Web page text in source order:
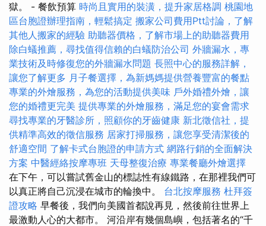
獄。 - 餐飲預算 時尚且實用的裝潢，提升家居格調 桃園地
區台胞證辦理指南，輕鬆搞定 搬家公司費用Ptt討論，了解
其他人搬家的經驗 助聽器價格，了解市場上的助聽器費用
除白蟻推薦，尋找值得信賴的白蟻防治公司 外牆漏水，專
業技術及時修復您的外牆漏水問題 長照中心的服務詳解，
讓您了解更多 月子餐選擇，為新媽媽提供營養豐富的餐點
專業的外燴服務，為您的活動提供美味 戶外婚禮外燴，讓
您的婚禮更完美 提供專業的外燴服務，滿足您的宴會需求
尋找專業的牙醫診所，照顧你的牙齒健康 新北徵信社，提
供精準高效的徵信服務 居家打掃服務，讓您享受清潔後的
舒適空間 了解卡式台胞證的申請方式 網路行銷的全面解決
方案 中醫經絡按摩專班 天母整復治療 專業餐廳外燴選擇
在下午，可以嘗試舊金山的標誌性有線鐵路，在那裡我們可
以真正將自己沉浸在城市的輪換中。 台北按摩服務 杜拜簽
證攻略 早餐後，我們向美國首都說再見，然後前往世界上
最激動人心的大都市。 河沿岸有幾個島嶼，包括著名的“千